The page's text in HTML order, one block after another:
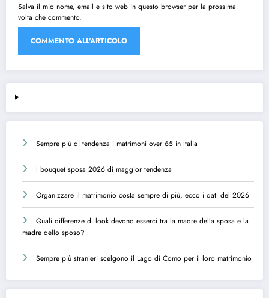
Salva il mio nome, email e sito web in questo browser per la prossima
volta che commento.
Sempre più di tendenza i matrimoni over 65 in Italia
I bouquet sposa 2026 di maggior tendenza
Organizzare il matrimonio costa sempre di più, ecco i dati del 2026
Quali differenze di look devono esserci tra la madre della sposa e la
madre dello sposo?
Sempre più stranieri scelgono il Lago di Como per il loro matrimonio